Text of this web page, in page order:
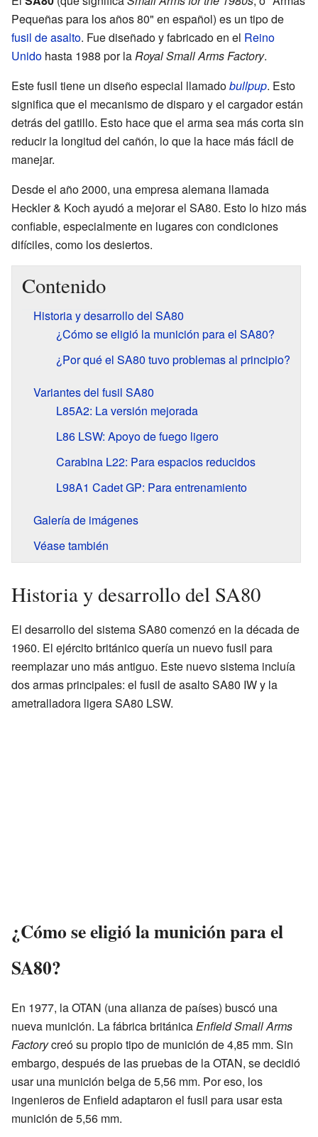
Pequeñas para los años 80" en español) es un tipo de
fusil de asalto. Fue diseñado y fabricado en el Reino
Unido hasta 1988 por laRoyal Small Arms Factory.
Este fusil tiene un diseño especial llamadobullpup. Esto
significa que el mecanismo de disparo y el cargador están
detrás del gatillo. Esto hace que el arma sea más corta sin
reducir la longitud del cañón, lo que la hace más fácil de
manejar.
Desde el año 2000, una empresa alemana llamada
Heckler & Koch ayudó a mejorar el SA80. Esto lo hizo más
confiable, especialmente en lugares con condiciones
difíciles, como los desiertos.
Contenido
Historia y desarrollo del SA80
¿Cómo se eligió la munición para el SA80?
¿Por qué el SA80 tuvo problemas al principio?
Variantes del fusil SA80
L85A2: La versión mejorada
L86 LSW: Apoyo de fuego ligero
Carabina L22: Para espacios reducidos
L98A1 Cadet GP: Para entrenamiento
Galería de imágenes
Véase también
Historia y desarrollo del SA80
El desarrollo del sistema SA80 comenzó en la década de
1960. El ejército británico quería un nuevo fusil para
reemplazar uno más antiguo. Este nuevo sistema incluía
dos armas principales: el fusil de asalto SA80 IW y la
ametralladora ligera SA80 LSW.
¿Cómo se eligió la munición para el
SA80?
En 1977, la OTAN (una alianza de países) buscó una
nueva munición. La fábrica británicaEnfield Small Arms
Factorycreó su propio tipo de munición de 4,85 mm. Sin
embargo, después de las pruebas de la OTAN, se decidió
usar una munición belga de 5,56 mm. Por eso, los
ingenieros de Enfield adaptaron el fusil para usar esta
munición de 5,56 mm.